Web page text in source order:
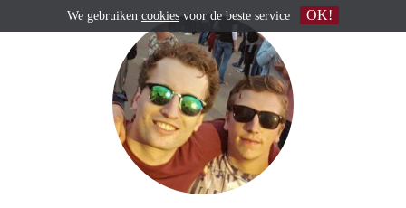
We gebruiken cookies voor de beste service OK!